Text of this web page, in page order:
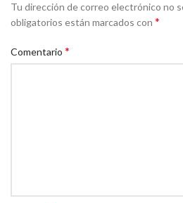
Tu dirección de correo electrónico no
obligatorios están marcados con *
Comentario *